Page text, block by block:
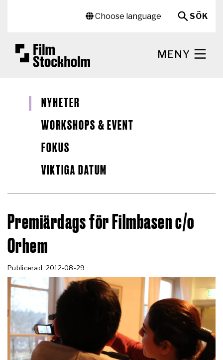
Choose language
SÖK
MENY
NYHETER
WORKSHOPS & EVENT
FOKUS
VIKTIGA DATUM
Premiärdags för Filmbasen c/o
Orhem
Publicerad: 2012-08-29